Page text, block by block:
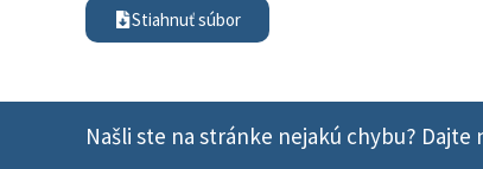
Stiahnuť súbor
Našli ste na stránke nejakú chybu? Dajte